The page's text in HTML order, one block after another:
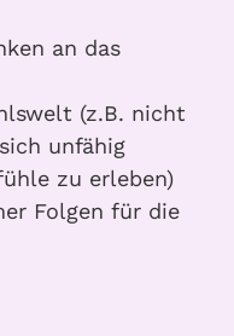
an das
(z.B. nicht
unfähig
zu erleben)
Folgen für die